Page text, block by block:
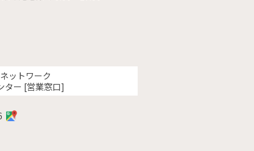
ットワーク
ター [営業窓口]